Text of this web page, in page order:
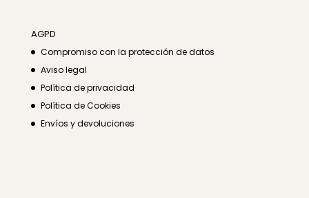
AGPD
Compromiso con la protección de datos
Aviso legal
Política de privacidad
Política de Cookies
Envíos y devoluciones